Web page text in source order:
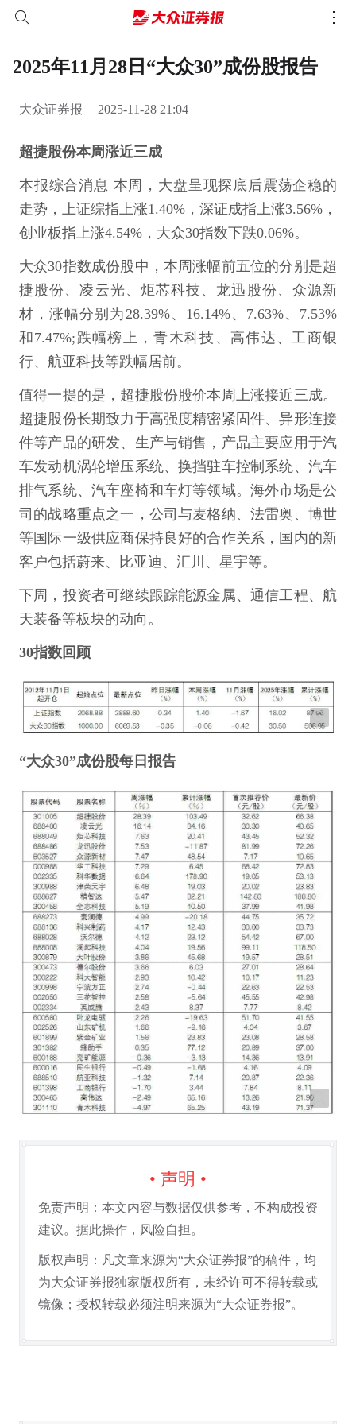
2025年11月28日“大众30”成份股报告
大众证券报 2025-11-28 21:04
超捷股份本周涨近三成
本报综合消息 本周，大盘呈现探底后震荡企稳的
走势，上证综指上涨1.40%，深证成指上涨3.56%，
创业板指上涨4.54%，大众30指数下跌0.06%。
大众30指数成份股中，本周涨幅前五位的分别是超
捷股份、凌云光、炬芯科技、龙迅股份、众源新
材，涨幅分别为28.39%、16.14%、7.63%、7.53%
和7.47%;跌幅榜上，青木科技、高伟达、工商银
行、航亚科技等跌幅居前。
值得一提的是，超捷股份股价本周上涨接近三成。
超捷股份长期致力于高强度精密紧固件、异形连接
件等产品的研发、生产与销售，产品主要应用于汽
车发动机涡轮增压系统、换挡驻车控制系统、汽车
排气系统、汽车座椅和车灯等领域。海外市场是公
司的战略重点之一，公司与麦格纳、法雷奥、博世
等国际一级供应商保持良好的合作关系，国内的新
客户包括蔚来、比亚迪、汇川、星宇等。
下周，投资者可继续跟踪能源金属、通信工程、航
天装备等板块的动向。
30指数回顾
“大众30”成份股每日报告
• 声明 •
免责声明：本文内容与数据仅供参考，不构成投资
建议。据此操作，风险自担。
版权声明：凡文章来源为“大众证券报”的稿件，均
为大众证券报独家版权所有，未经许可不得转载或
镜像；授权转载必须注明来源为“大众证券报”。